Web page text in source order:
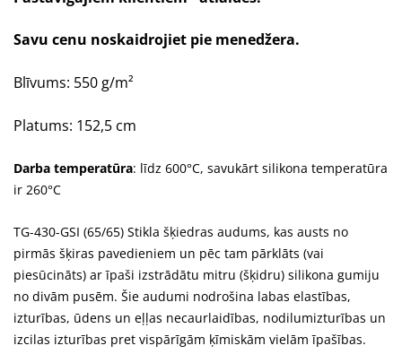
Savu cenu noskaidrojiet pie menedžera.
Blīvums: 550 g/m²
Platums: 152,5 cm
Darba temperatūra: līdz 600°C, savukārt silikona temperatūra
ir 260°C
TG-430-GSI (65/65) Stikla šķiedras audums, kas austs no
pirmās šķiras pavedieniem un pēc tam pārklāts (vai
piesūcināts) ar īpaši izstrādātu mitru (šķidru) silikona gumiju
no divām pusēm. Šie audumi nodrošina labas elastības,
izturības, ūdens un eļļas necaurlaidības, nodilumizturības un
izcilas izturības pret vispārīgām ķīmiskām vielām īpašības.